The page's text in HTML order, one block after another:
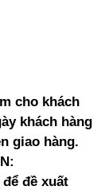
cho khách
khách hàng
giao hàng.
đề xuất